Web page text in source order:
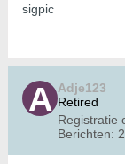
sigpic
Adje123
Retired
Registratie
Berichten: